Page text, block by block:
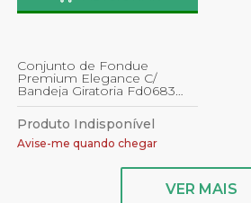
Conjunto de Fondue
Premium Elegance C/
Bandeja Giratoria Fd0683
Ferimte
Produto Indisponível
Avise-me quando chegar
VER MAIS